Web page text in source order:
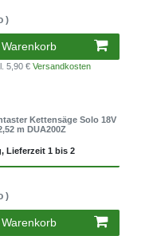
)
5,90 €Versandkosten
Kettensäge Solo 18V
m DUA200Z
Lieferzeit 1 bis 2
)